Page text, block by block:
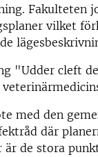
Fakulteten
vilket
"Udder cleft
med den
där
de stora